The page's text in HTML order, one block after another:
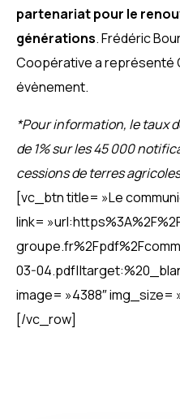
partenariat pour le
générations. Frédéric
Coopérative a représenté
évènement.
*Pour information, le taux
de 1% sur les 45 000
cessions de terres
[vc_btn title= »Le
link=
03-
image= »4388″ img_size=
[/vc_row]